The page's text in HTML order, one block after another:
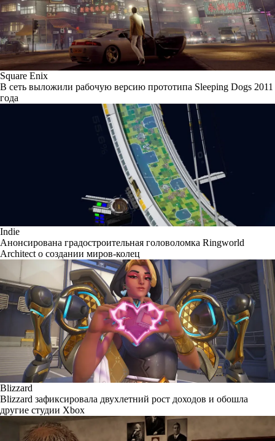
Square Enix
В сеть выложили рабочую версию прототипа Sleeping Dogs 2011
года
Indie
Анонсирована градостроительная головоломка Ringworld
Architect о создании миров-колец
Blizzard
Blizzard зафиксировала двухлетний рост доходов и обошла
другие студии Xbox